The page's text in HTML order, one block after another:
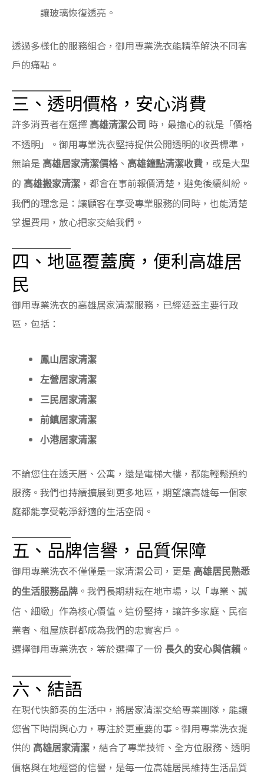
讓玻璃恢復透亮。
透過多樣化的服務組合，御用專業洗衣能精準解決不同客
戶的痛點。
三、透明價格，安心消費
許多消費者在選擇 高雄清潔公司 時，最擔心的就是「價格
不透明」。御用專業洗衣堅持提供公開透明的收費標準，
無論是 高雄居家清潔價格、 高雄鐘點清潔收費 ，或是大型
的 高雄搬家清潔 ，都會在事前報價清楚，避免後續糾紛。
我們的理念是：讓顧客在享受專業服務的同時，也能清楚
掌握費用，放心把家交給我們。
四、地區覆蓋廣，便利高雄居
民
御用專業洗衣的高雄居家清潔服務，已經涵蓋主要行政
區，包括：
鳳山居家清潔
左營居家清潔
三民居家清潔
前鎮居家清潔
小港居家清潔
不論您住在透天厝、公寓，還是電梯大樓，都能輕鬆預約
服務。我們也持續擴展到更多地區，期望讓高雄每一個家
庭都能享受乾淨舒適的生活空間。
五、品牌信譽，品質保障
御用專業洗衣不僅僅是一家清潔公司，更是 高雄居民熟悉
的生活服務品牌 。我們長期耕耘在地市場，以「專業、誠
信、細緻」作為核心價值。這份堅持，讓許多家庭、民宿
業者、租屋族群都成為我們的忠實客戶。
選擇御用專業洗衣，等於選擇了一份 長久的安心與信賴 。
六、結語
在現代快節奏的生活中，將居家清潔交給專業團隊，能讓
您省下時間與心力，專注於更重要的事。御用專業洗衣提
供的 高雄居家清潔 ，結合了專業技術、全方位服務、透明
價格與在地經營的信譽，是每一位高雄居民維持生活品質